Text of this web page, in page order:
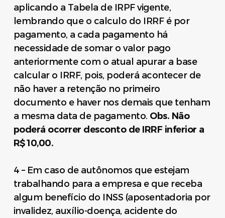
aplicando a Tabela de IRPF vigente,
lembrando que o calculo do IRRF é por
pagamento, a cada pagamento há
necessidade de somar o valor pago
anteriormente com o atual apurar a base
calcular o IRRF, pois, poderá acontecer de
não haver a retenção no primeiro
documento e haver nos demais que tenham
a mesma data de pagamento. Obs. Não
poderá ocorrer desconto de IRRF inferior a
R$ 10,00.
4 – Em caso de autônomos que estejam
trabalhando para a empresa e que receba
algum benefício do INSS (aposentadoria por
invalidez, auxílio-doença, acidente do